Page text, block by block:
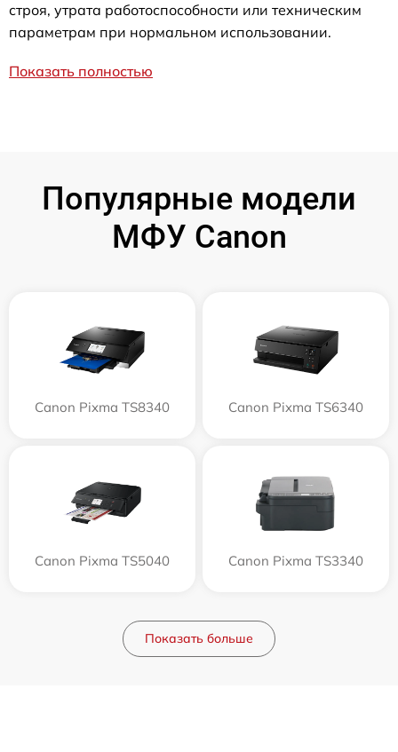
строя, утрата работоспособности или техническим
параметрам при нормальном использовании.
Показать полностью
Популярные модели
МФУ Canon
Canon Pixma TS8340 Canon Pixma TS6340
Canon Pixma TS5040 Canon Pixma TS3340
Показать больше